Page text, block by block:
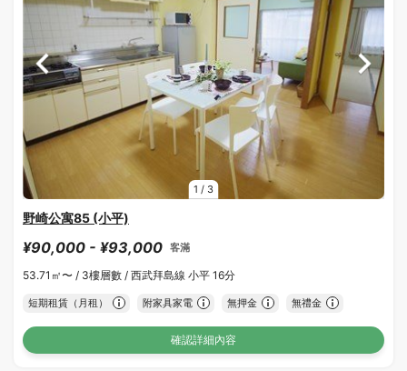
1 / 3
野崎公寓85 (小平)
¥90,000 - ¥93,000 客滿
53.71㎡〜 / 3樓層數 / 西武拜島線 小平 16分
短期租賃（月租） 附家具家電 無押金 無禮金
確認詳細內容